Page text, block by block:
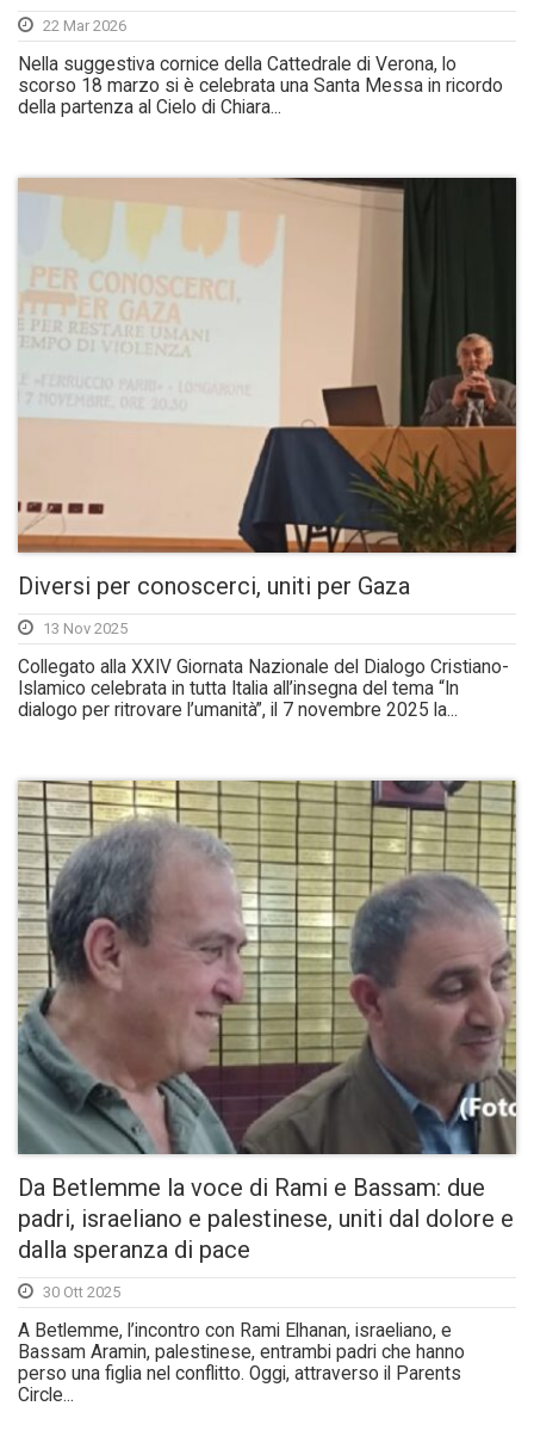
22 Mar 2026
Nella suggestiva cornice della Cattedrale di Verona, lo
scorso 18 marzo si è celebrata una Santa Messa in ricordo
della partenza al Cielo di Chiara...
Diversi per conoscerci, uniti per Gaza
13 Nov 2025
Collegato alla XXIV Giornata Nazionale del Dialogo Cristiano-
Islamico celebrata in tutta Italia all’insegna del tema “In
dialogo per ritrovare l’umanità”, il 7 novembre 2025 la...
Da Betlemme la voce di Rami e Bassam: due
padri, israeliano e palestinese, uniti dal dolore e
dalla speranza di pace
30 Ott 2025
A Betlemme, l’incontro con Rami Elhanan, israeliano, e
Bassam Aramin, palestinese, entrambi padri che hanno
perso una figlia nel conflitto. Oggi, attraverso il Parents
Circle...